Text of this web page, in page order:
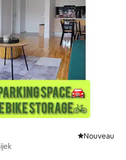
Nouvel
Nouveau